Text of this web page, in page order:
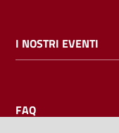
I NOSTRI EVENTI
FAQ